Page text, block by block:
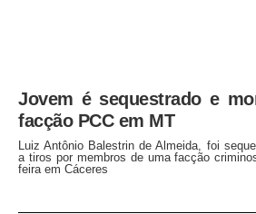
Jovem é sequestrado e
facção PCC em MT
Luiz Antônio Balestrin de Almeida, foi
a tiros por membros de uma facção
feira em Cáceres